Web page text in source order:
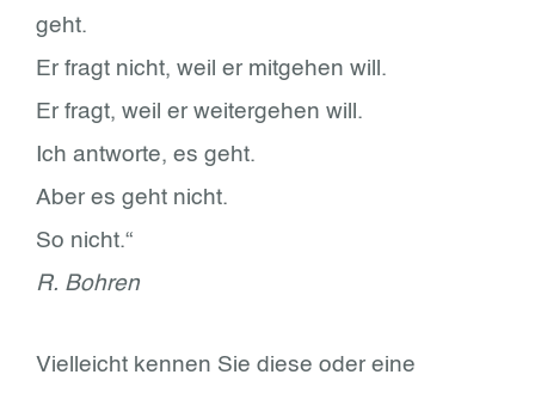
geht.
Er fragt nicht, weil er mitgehen will.
Er fragt, weil er weitergehen will.
Ich antworte, es geht.
Aber es geht nicht.
So nicht.“
R. Bohren
Vielleicht kennen Sie diese oder eine